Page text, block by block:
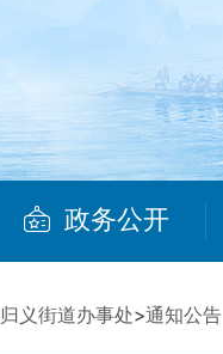
政务公开
归义街道办事处>通知公告